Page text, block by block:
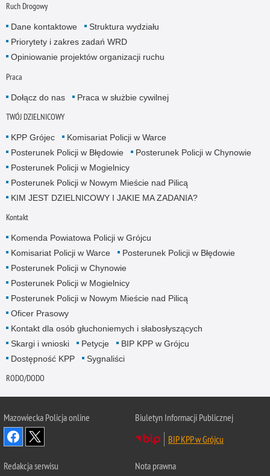
Ruch Drogowy
Dane kontaktowe
Struktura wydziału
Priorytety i zakres zadań WRD
Opiniowanie projektów organizacji ruchu
Praca
Dołącz do nas Praca w służbie cywilnej
TWÓJ DZIELNICOWY
KPP Grójec
Komisariat Policji w Warce
Posterunek Policji w Błędowie
Posterunek Policji w Chynowie
Posterunek Policji w Mogielnicy
Posterunek Policji w Nowym Mieście nad Pilicą
KIM JEST DZIELNICOWY I JAKIE MA ZADANIA?
Kontakt
Komenda Powiatowa Policji w Grójcu
Komisariat Policji w Warce
Posterunek Policji w Błędowie
Posterunek Policji w Chynowie
Posterunek Policji w Mogielnicy
Posterunek Policji w Nowym Mieście nad Pilicą
Oficer Prasowy
Kontakt dla osób głuchoniemych i słabosłyszących
Skargi i wnioski
Petycje
BIP KPP w Grójcu
Dostępność KPP
Sygnaliści
RODO/DODO
Mazowiecka Policja online
Biuletyn Informacji Publicznej
BIP KPP w Grójcu
Redakcja serwisu
Nota prawna